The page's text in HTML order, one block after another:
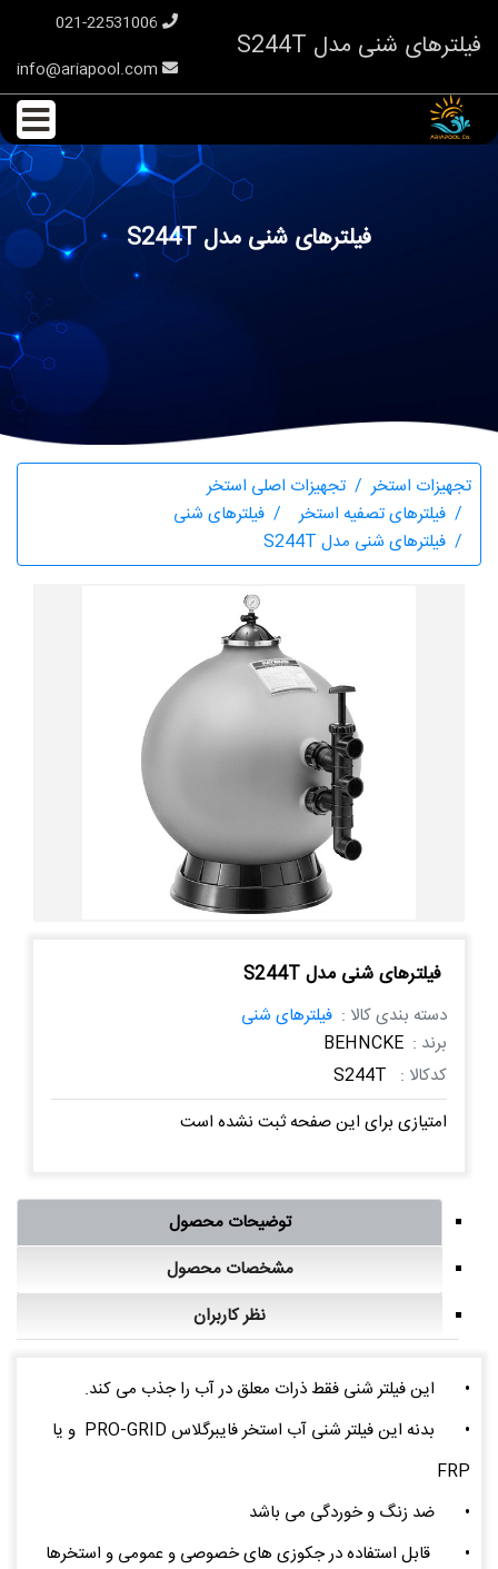
فیلترهای شنی مدل S244T
فیلترهای شنی مدل S244T
تجهیزات استخر
تجهیزات اصلی استخر
فیلترهای تصفیه استخر
فیلترهای شنی
فیلترهای شنی مدل S244T
فیلترهای شنی مدل S244T
دسته بندی کالا : فیلترهای شنی
برند : BEHNCKE
کدکالا : S244T
امتیازی برای این صفحه ثبت نشده است
توضیحات محصول
مشخصات محصول
نظر کاربران
•
این فیلتر شنی فقط ذرات معلق در آب را جذب می کند.
•
بدنه این فیلتر شنی آب استخر فایبرگلاس PRO-GRID و یا
FRP
•
ضد زنگ و خوردگی می باشد
•
قابل استفاده در جکوزی های خصوصی و عمومی و استخرها